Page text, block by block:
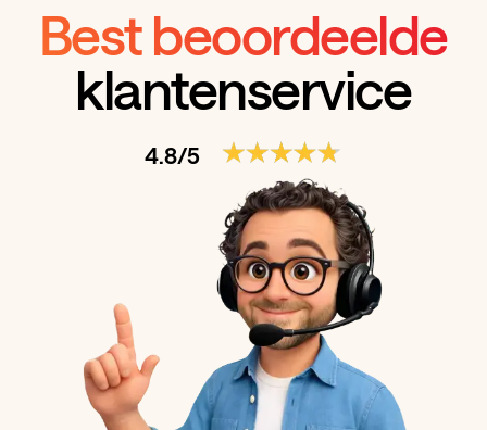
Best beoordeelde
klantenservice
4.8/5